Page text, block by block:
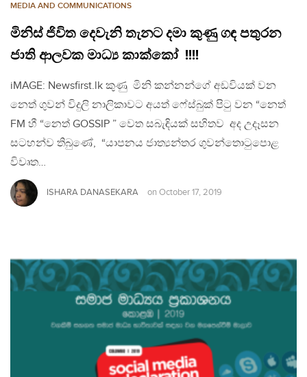
MEDIA AND COMMUNICATIONS
මිනිස් ජිවිත දෙවැනි තැනට දමා කුණු ගඳ පතුරන
ජාති ආලවක මාධ්‍ය කාක්කෝ !!!!
iMAGE: Newsfirst.lk කුණු මිනි කන්නන්ගේ අඩවියක් වන
නෙත් ගුවන් විදුලි නාලිකාවට අයත් ෆේස්බුක් පිටු වන “නෙත්
FM හී “නෙත් GOSSIP ” වෙත සබැඳියක් සහිතව අද උදෑසන
සටහන්ව තිබුණේ, “යාපනය ජාත්‍යන්තර ගුවන්තොටුපොළ
විවෘත…
ISHARA DANASEKARA on October 17, 2019